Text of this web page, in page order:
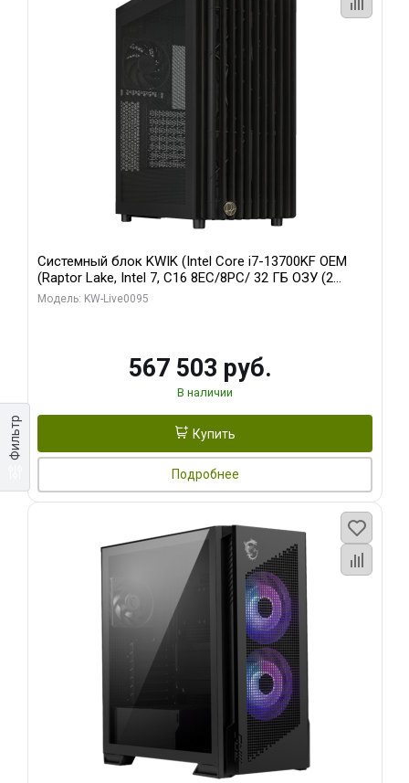
Фильтр
Системный блок KWIK (Intel Core i7-13700KF OEM
(Raptor Lake, Intel 7, C16 8EC/8PC/ 32 ГБ ОЗУ (2
модуля)/ Afox RTX4090 24GB GDDR6X 384-Bit 3xDP
Модель: KW-Live0095
567 503 руб.
В наличии
Купить
Подробнее